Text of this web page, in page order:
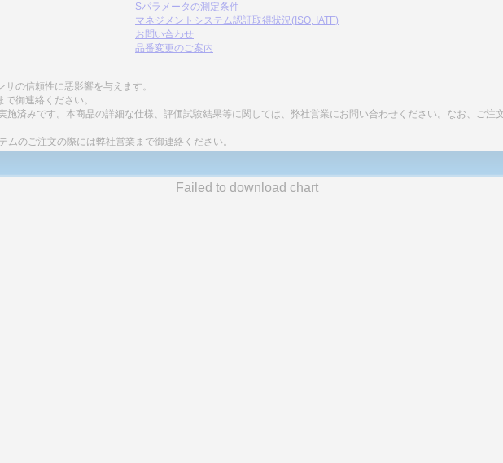
Sパラメータの測定条件
マネジメントシステム認証取得状況(ISO, IATF)
お問い合わせ
品番変更のご案内
の信頼性に悪影響を与えます。
御連絡ください。
施済みです。本商品の詳細な仕様、評価試験結果等に関しては、弊社営業にお問い合わせください。なお、ご注
のご注文の際には弊社営業まで御連絡ください。
Failed to download chart